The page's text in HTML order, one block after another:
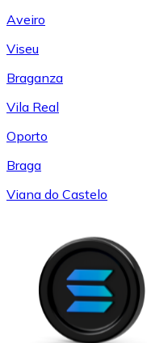
Aveiro
Viseu
Braganza
Vila Real
Oporto
Braga
Viana do Castelo